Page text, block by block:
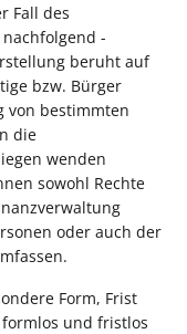
Fall des
-
beruht auf
bzw. Bürger
von bestimmten
die
wenden
sowohl Rechte
oder auch der
Form, Frist
und fristlos